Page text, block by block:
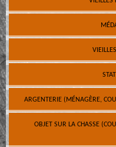
ARGENTERIE (MÉNAGÈRE,
OBJET SUR LA CHASSE